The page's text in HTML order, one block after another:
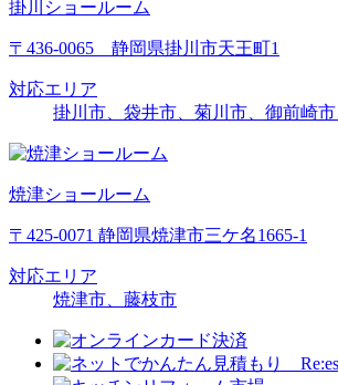
掛川ショールーム
〒436-0065 静岡県掛川市天王町1
対応エリア
掛川市、袋井市、菊川市、御前崎
焼津ショールーム
〒425-0071 静岡県焼津市三ケ名1665-1
対応エリア
焼津市、藤枝市